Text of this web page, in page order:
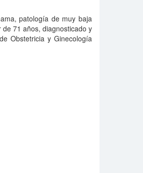
patología de muy baja
71 años, diagnosticado y
Obstetricia y Ginecología